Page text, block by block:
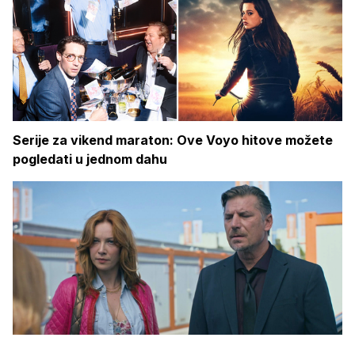
Serije za vikend maraton: Ove Voyo hitove možete
pogledati u jednom dahu